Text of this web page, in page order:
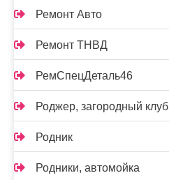
Ремонт Авто
Ремонт ТНВД
РемСпецДеталь46
Роджер, загородный клуб
Родник
Родники, автомойка